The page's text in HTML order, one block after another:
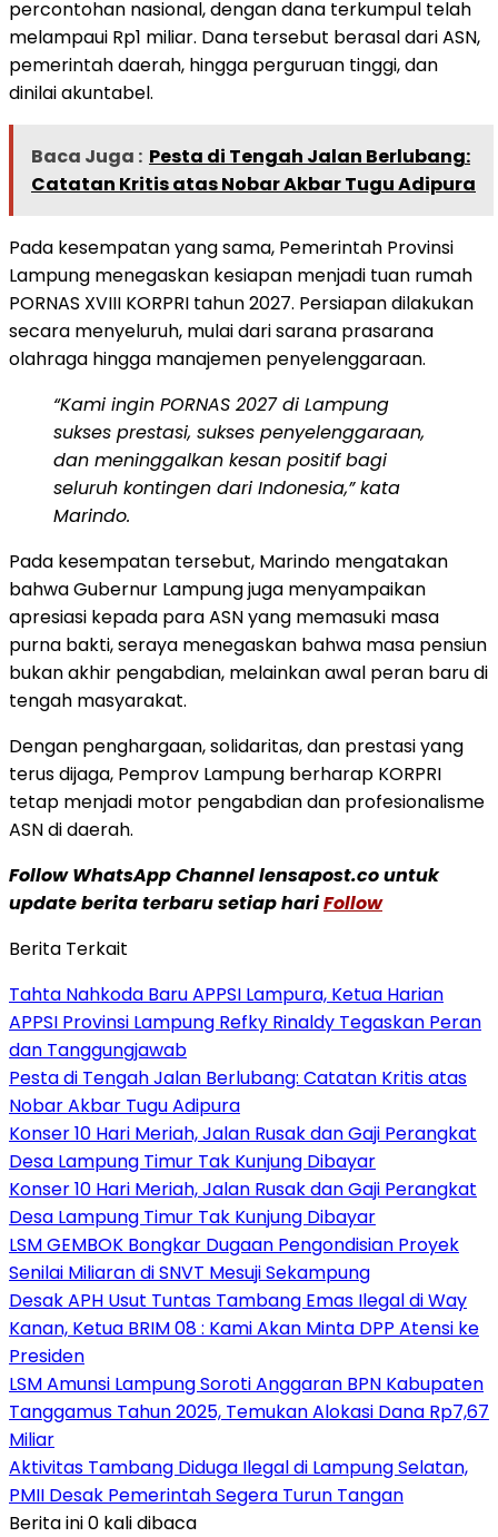
percontohan nasional, dengan dana terkumpul telah
melampaui Rp1 miliar. Dana tersebut berasal dari ASN,
pemerintah daerah, hingga perguruan tinggi, dan
dinilai akuntabel.
Baca Juga : Pesta di Tengah Jalan Berlubang:
Catatan Kritis atas Nobar Akbar Tugu Adipura
Pada kesempatan yang sama, Pemerintah Provinsi
Lampung menegaskan kesiapan menjadi tuan rumah
PORNAS XVIII KORPRI tahun 2027. Persiapan dilakukan
secara menyeluruh, mulai dari sarana prasarana
olahraga hingga manajemen penyelenggaraan.
“Kami ingin PORNAS 2027 di Lampung
sukses prestasi, sukses penyelenggaraan,
dan meninggalkan kesan positif bagi
seluruh kontingen dari Indonesia,” kata
Marindo.
Pada kesempatan tersebut, Marindo mengatakan
bahwa Gubernur Lampung juga menyampaikan
apresiasi kepada para ASN yang memasuki masa
purna bakti, seraya menegaskan bahwa masa pensiun
bukan akhir pengabdian, melainkan awal peran baru di
tengah masyarakat.
Dengan penghargaan, solidaritas, dan prestasi yang
terus dijaga, Pemprov Lampung berharap KORPRI
tetap menjadi motor pengabdian dan profesionalisme
ASN di daerah.
Follow WhatsApp Channel lensapost.co untuk
update berita terbaru setiap hariFollow
Berita Terkait
Tahta Nahkoda Baru APPSI Lampura, Ketua Harian
APPSI Provinsi Lampung Refky Rinaldy Tegaskan Peran
dan Tanggungjawab
Pesta di Tengah Jalan Berlubang: Catatan Kritis atas
Nobar Akbar Tugu Adipura
Konser 10 Hari Meriah, Jalan Rusak dan Gaji Perangkat
Desa Lampung Timur Tak Kunjung Dibayar
Konser 10 Hari Meriah, Jalan Rusak dan Gaji Perangkat
Desa Lampung Timur Tak Kunjung Dibayar
LSM GEMBOK Bongkar Dugaan Pengondisian Proyek
Senilai Miliaran di SNVT Mesuji Sekampung
Desak APH Usut Tuntas Tambang Emas Ilegal di Way
Kanan, Ketua BRIM 08 : Kami Akan Minta DPP Atensi ke
Presiden
LSM Amunsi Lampung Soroti Anggaran BPN Kabupaten
Tanggamus Tahun 2025, Temukan Alokasi Dana Rp7,67
Miliar
Aktivitas Tambang Diduga Ilegal di Lampung Selatan,
PMII Desak Pemerintah Segera Turun Tangan
Berita ini 0 kali dibaca